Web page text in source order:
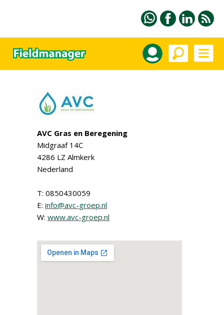
AVC Gras en Beregening
Midgraaf 14C
4286 LZ Almkerk
Nederland
T: 0850430059
E: info@avc-groep.nl
W: www.avc-groep.nl